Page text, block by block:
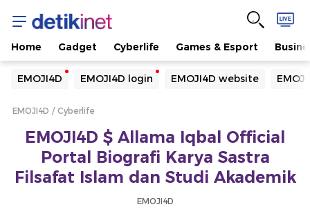
Home Gadget Cyberlife Games & Esport
EMOJI4D EMOJI4D login EMOJI4D website
Yang sedang ramai dicari
Loading...
Loading...
EMOJI4D Cyberlife
EMOJI4D $ Allama Iqbal Official
Portal Biografi Karya Sastra
Filsafat Islam dan Studi Akademik
EMOJI4D